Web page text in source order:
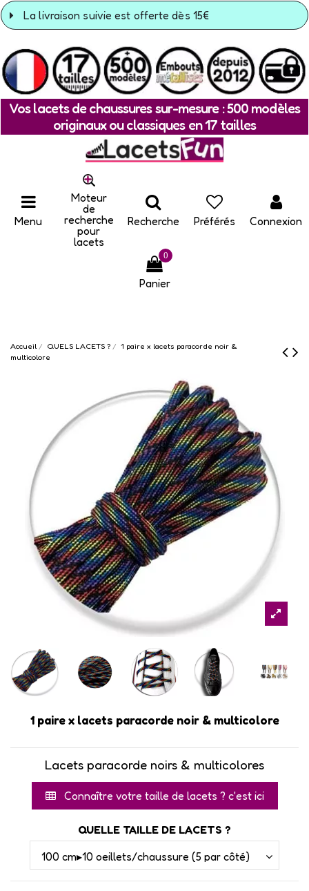
La livraison suivie est offerte dès 15€
Vos lacets de chaussures sur-mesure : 500 modèles
originaux ou classiques en 17 tailles
Menu
Moteur
de
recherche
pour
lacets
Recherche Préférés Connexion
0
Panier
Accueil QUELS LACETS ?
1 paire x lacets paracorde noir &
multicolore
1 paire x lacets paracorde noir & multicolore
Lacets paracorde noirs & multicolores
Connaître votre taille de lacets ? c'est ici
QUELLE TAILLE DE LACETS ?